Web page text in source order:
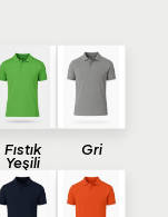
Fıstık
Yeşili
Gri